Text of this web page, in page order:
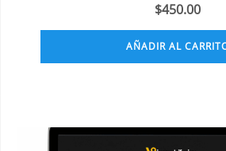
$450.00
AÑADIR AL